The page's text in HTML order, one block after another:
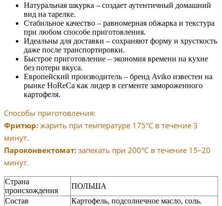
Натуральная шкурка – создает аутентичный домашний
вид на тарелке.
Стабильное качество – равномерная обжарка и текстура
при любом способе приготовления.
Идеальны для доставки – сохраняют форму и хрусткость
даже после транспортировки.
Быстрое приготовление – экономия времени на кухне
без потери вкуса.
Европейский производитель – бренд Aviko известен на
рынке HoReCa как лидер в сегменте замороженного
картофеля.
Способы приготовления:
Фритюр: жарить при температуре 175°C в течение 3
минут.
Пароконвектомат: запекать при 200°C в течение 15–20
минут.
Страна
происхождения
ПОЛЬША
Состав
Картофель, подсолнечное масло, соль.